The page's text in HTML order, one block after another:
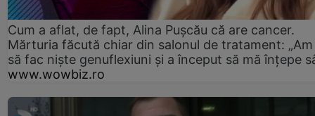
Cum a aflat, de fapt, Alina Pușcău că are cancer.
Mărturia făcută chiar din salonul de tratament:
să fac niște genuflexiuni și a început să mă înțepe
www.wowbiz.ro